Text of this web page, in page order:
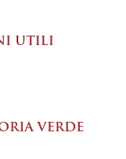
UTILI
VERDE